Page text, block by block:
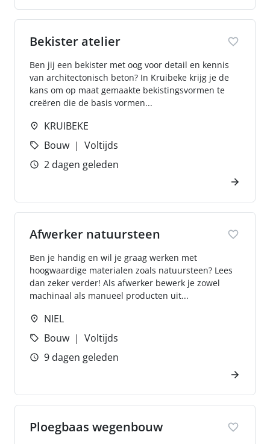
Bekister atelier
Ben jij een bekister met oog voor detail en kennis
van architectonisch beton? In Kruibeke krijg je de
kans om op maat gemaakte bekistingsvormen te
creëren die de basis vormen...
KRUIBEKE
Bouw
Voltijds
2 dagen geleden
Afwerker natuursteen
Ben je handig en wil je graag werken met
hoogwaardige materialen zoals natuursteen? Lees
dan zeker verder! Als afwerker bewerk je zowel
machinaal als manueel producten uit...
NIEL
Bouw
Voltijds
9 dagen geleden
Ploegbaas wegenbouw